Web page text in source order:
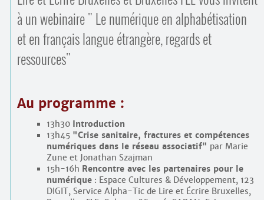
à un webinaire " Le numérique en alphabétisation
et en français langue étrangère, regards et
ressources"
Au programme :
13h30 Introduction
13h45 "Crise sanitaire, fractures et compétences
numériques dans le réseau associatif" par Marie
Zune et Jonathan Szajman
15h-16h Rencontre avec les partenaires pour le
numérique: Espace Cultures & Développement, 123
DIGIT, Service Alpha-Tic de Lire et Écrire Bruxelles,